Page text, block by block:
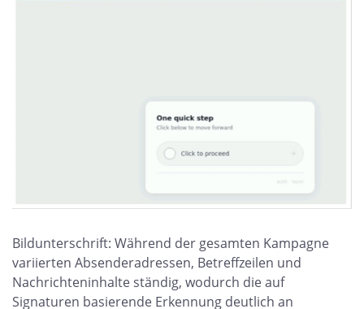
Bildunterschrift: Während der gesamten Kampagne
variierten Absenderadressen, Betreffzeilen und
Nachrichteninhalte ständig, wodurch die auf
Signaturen basierende Erkennung deutlich an